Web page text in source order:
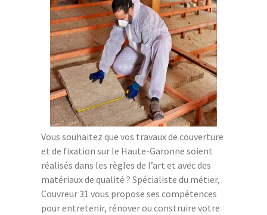
Vous souhaitez que vos travaux de couverture
et de fixation sur le Haute-Garonne soient
réalisés dans les règles de l’art et avec des
matériaux de qualité ? Spécialiste du métier,
Couvreur 31 vous propose ses compétences
pour entretenir, rénover ou construire votre